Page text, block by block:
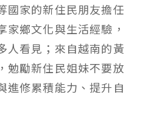
國家的新住民朋友擔任
家鄉文化與生活經驗，
人看見；來自越南的黃
勉勵新住民姐妹不要放
進修累積能力、提升自